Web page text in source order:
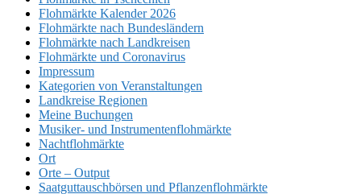
Flohmärkte Kalender 2026
Flohmärkte nach Bundesländern
Flohmärkte nach Landkreisen
Flohmärkte und Coronavirus
Impressum
Kategorien von Veranstaltungen
Landkreise Regionen
Meine Buchungen
Musiker- und Instrumentenflohmärkte
Nachtflohmärkte
Ort
Orte – Output
Saatguttauschbörsen und Pflanzenflohmärkte